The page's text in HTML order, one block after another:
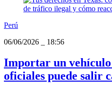
Perú
06/06/2026
18:56
Importar un vehículo
oficiales puede salir